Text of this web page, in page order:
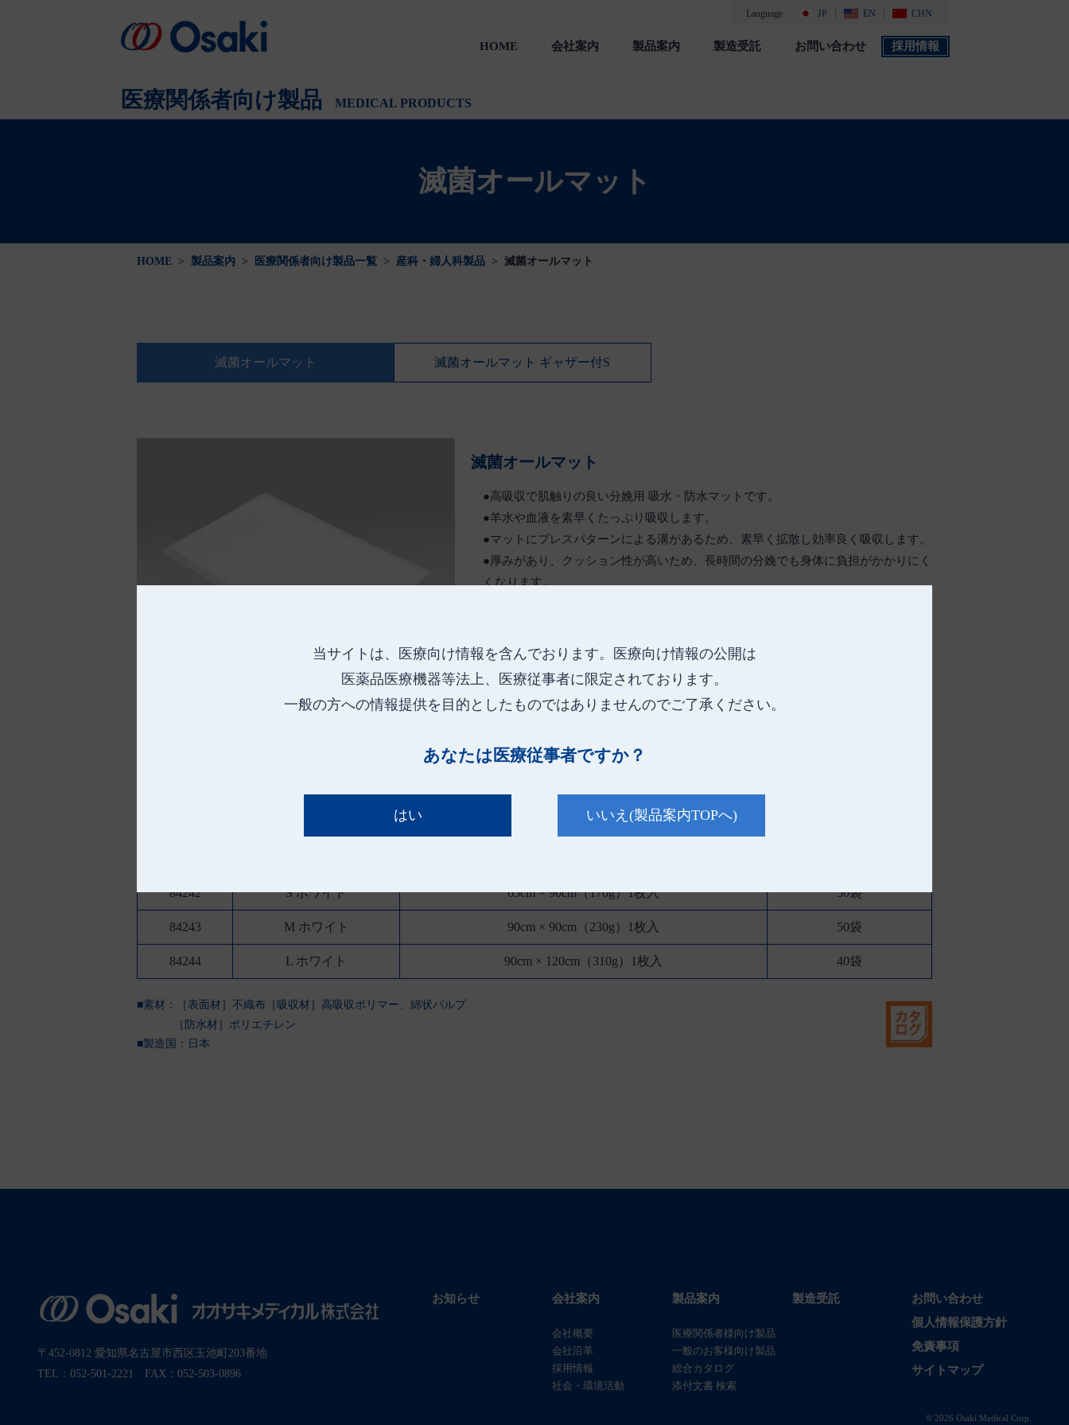
当サイトは、医療向け情報を含んでおります。
医療向け情報の公開は
医薬品医療機器等法上、医療従事者に限定されております。
一般の方への情報提供を目的としたものではありませんのでご了承ください。
あなたは医療従事者ですか？
はい いいえ (製品案内TOPへ)
Language JP EN CHN
HOME
会社案内
製品案内
製造受託 お問い合わせ 採用情報
医療関係者向け製品 MEDICAL PRODUCTS
滅菌オールマット
HOME > 製品案内 > 医療関係者向け製品一覧 > 産科・婦人科製品 > 滅菌オールマット
滅菌オールマット 滅菌オールマット ギャザー付S
滅菌オールマット
●高吸収で肌触りの良い分娩用 吸水・防水マットです。
●羊水や血液を素早くたっぷり吸収します。
●マットにプレスパターンによる溝があるため、素早く拡散し効率良く吸収します。
●厚みがあり、クッション性が高いため、長時間の分娩でも身体に負担がかかりにく
くなります。
●マット重量がほぼ一定のため、出血量の測定に便利です。
84242 S ホワイト 65cm × 90cm（170g）1枚入 50袋
84243 M ホワイト 90cm × 90cm（230g）1枚入 50袋
84244 L ホワイト 90cm × 120cm（310g）1枚入 40袋
■素材：［表面材］不織布［吸収材］高吸収ポリマー、綿状パルプ
［防水材］ポリエチレン
■製造国： 日本
〒452-0812 愛知県名古屋市西区玉池町203番地
TEL：052-501-2221 FAX：052-503-0896
お知らせ 会社案内
会社概要
会社沿革
採用情報
社会・環境活動
製品案内
医療関係者様向け製品
一般のお客様向け製品
総合カタログ
添付文書 検索
製造受託
お問い合わせ
個人情報保護方針
免責事項
サイトマップ
© 2026 Osaki Medical Corp.